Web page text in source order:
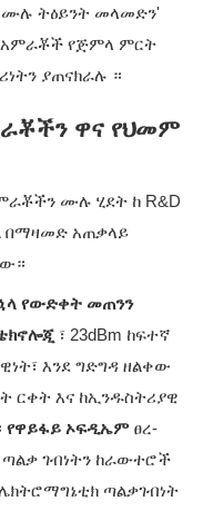
ሙሉ ትዕይንት መላመድን'
አምራቾች የጅምላ ምርት
ያጠናክራሉ ።
ዋና የህመም
ሙሉ ሂደት ከ R&D
በማዛመድ አጠቃላይ
የውድቀት መጠንን
ቴክኖሎጂ ፣ 23dBm ከፍተኛ
እንደ ግድግዳ ዘልቀው
ርቀት እና ከኢንዱስትሪያዊ
የዋይፋይ ኦፍዲኤም ፀረ-
ገብነትን ከራውተሮች
ጣልቃገብነት